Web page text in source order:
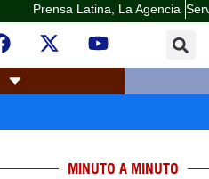
Prensa Latina, La Agencia
MINUTO A MINUTO